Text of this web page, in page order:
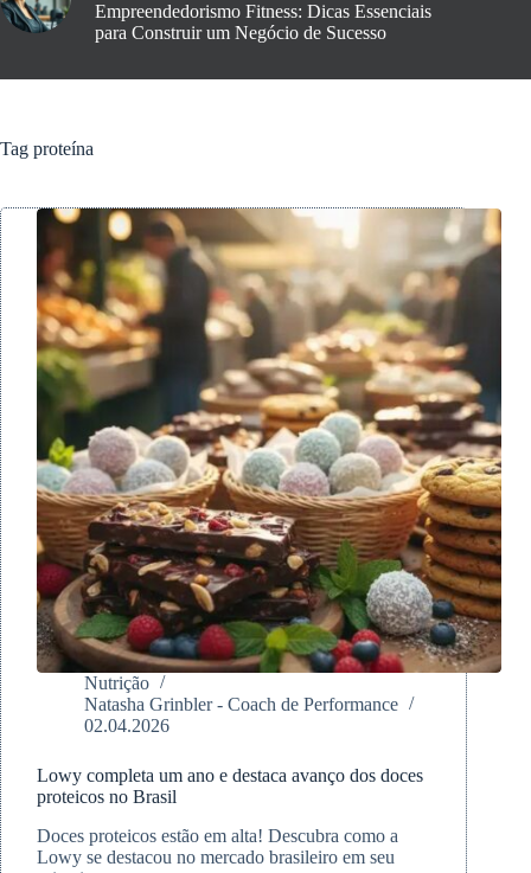
Empreendedorismo Fitness: Dicas Essenciais
para Construir um Negócio de Sucesso
Tag proteína
Nutrição
Natasha Grinbler - Coach de Performance
02.04.2026
Lowy completa um ano e destaca avanço dos doces
proteicos no Brasil
Doces proteicos estão em alta! Descubra como a
Lowy se destacou no mercado brasileiro em seu